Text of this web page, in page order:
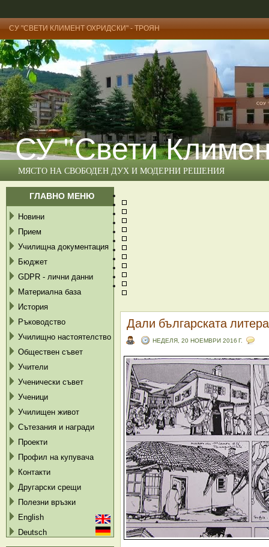
СУ "СВЕТИ КЛИМЕНТ ОХРИДСКИ" - ТРОЯН
СУ "Свети
МЯСТО НА СВОБОДЕН ДУХ И МОДЕРНИ РЕШЕНИЯ
ГЛАВНО МЕНЮ
Новини
Прием
Училищна документация
Бюджет
GDPR - лични данни
Материална база
История
Ръководство
Училищно настоятелство
Обществен съвет
Учители
Ученически съвет
Ученици
Училищен живот
Сътезания и награди
Проекти
Профил на купувача
Контакти
Другарски срещи
Полезни връзки
English
Deutsch
Дали българската
НЕДЕЛЯ, 20 НОЕМВРИ 2016 Г.